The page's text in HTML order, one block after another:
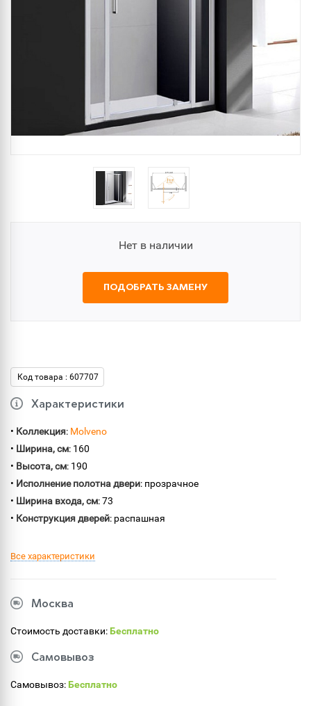
Нет в наличии
ПОДОБРАТЬ ЗАМЕНУ
Код товара : 607707
Характеристики
• Коллекция: Molveno
• Ширина, см: 160
• Высота, см: 190
• Исполнение полотна двери: прозрачное
• Ширина входа, см: 73
• Конструкция дверей: распашная
Все характеристики
Москва
Стоимость доставки:Бесплатно
Самовывоз
Самовывоз:Бесплатно